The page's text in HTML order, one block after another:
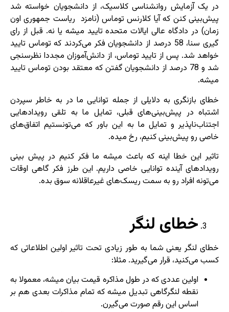
در یک آزمایش روانشناسی کلاسیک، از دانشجویان خواسته شد
پیش‌بینی کنن که آیا کلارنس توماس (نامزد ریاست جمهوری اون
زمان) در دادگاه عالی ایالات متحده تایید میشه یا نه. قبل از رای
گیری سنا، 58 درصد از دانشجویان فکر می‌کردند که توماس تایید
خواهد شد. پس از تایید توماس، از دانش‌آموزان مجددا نظرسنجی
شد و 78 درصد از دانشجویان گفتن که معتقد بودن توماس تایید
میشه.
خطای بازنگری به دلایلی از جمله توانایی ما در به خاطر سپردن
اشتباه در پیش‌بینی‌های قبلی، تمایل ما به تلقی رویدادهایی
اجتناب‌ناپذیر و تمایل ما به این باور که می‌تونستیم اتفاق‌های
خاصی رو پیش‌بینی کنیم، رخ میده.
تاثیر این خطا اینه که باعث میشه ما فکر کنیم در پیش بینی
رویدادهای آینده توانایی خاصی داریم. این طرز فکر گاهی اوقات
می‌تونه افراد رو به سمت ریسک‌های غیرعاقلانه سوق بده.
خطای لنگر
خطای لنگر یعنی شما به طور زیادی تحت تاثیر اولین اطلاعاتی که
کسب می‌کنید، قرار می‌گیرید. مثلا:
اولین عددی که در طول مذاکره قیمت بیان میشه، معمولا به
نقطه لنگرگاهی تبدیل میشه که تمام مذاکرات بعدی هم بر
اساس این رقم صورت می‌گیرن.